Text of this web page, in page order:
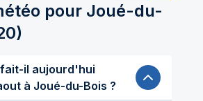
pour Joué-du-
)
il aujourd'hui
7 aout à Joué-du-Bois ?